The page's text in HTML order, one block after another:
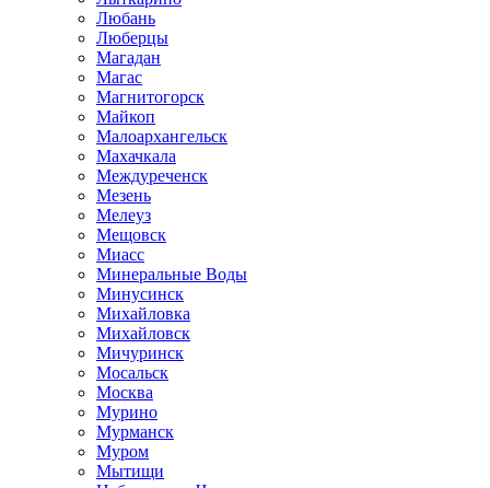
Любань
Люберцы
Магадан
Магас
Магнитогорск
Майкоп
Малоархангельск
Махачкала
Междуреченск
Мезень
Мелеуз
Мещовск
Миасс
Минеральные Воды
Минусинск
Михайловка
Михайловск
Мичуринск
Мосальск
Москва
Мурино
Мурманск
Муром
Мытищи